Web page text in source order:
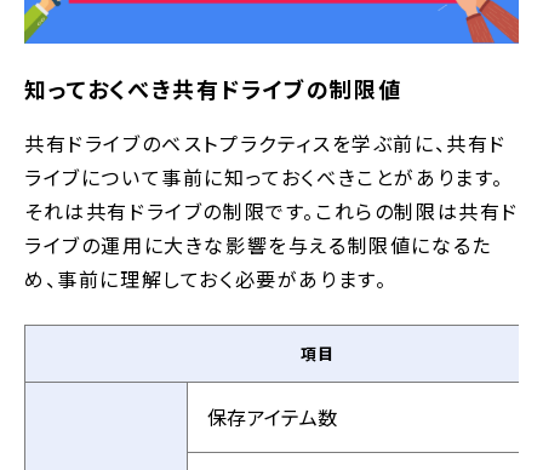
知っておくべき共有ドライブの制限値
共有ドライブのベストプラクティスを学ぶ前に、共有ド
ライブについて事前に知っておくべきことがあります。
それは共有ドライブの制限です。これらの制限は共有ド
ライブの運用に大きな影響を与える制限値になるた
め、事前に理解しておく必要があります。
項目
保存アイテム数